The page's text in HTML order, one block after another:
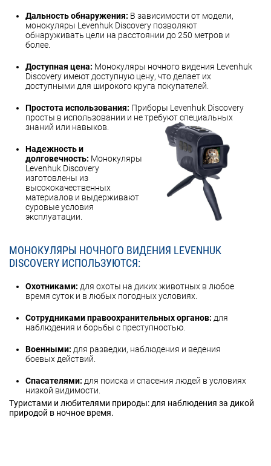
Дальность обнаружения: В зависимости от модели,
монокуляры Levenhuk Discovery позволяют
обнаруживать цели на расстоянии до 250 метров и
более.
Доступная цена: Монокуляры ночного видения Levenhuk
Discovery имеют доступную цену, что делает их
доступными для широкого круга покупателей.
Простота использования: Приборы Levenhuk Discovery
просты в использовании и не требуют специальных
знаний или навыков.
Надежность и
долговечность: Монокуляры
Levenhuk Discovery
изготовлены из
высококачественных
материалов и выдерживают
суровые условия
эксплуатации.
МОНОКУЛЯРЫ НОЧНОГО ВИДЕНИЯ LEVENHUK
DISCOVERY ИСПОЛЬЗУЮТСЯ:
Охотниками: для охоты на диких животных в любое
время суток и в любых погодных условиях.
Сотрудниками правоохранительных органов: для
наблюдения и борьбы с преступностью.
Военными: для разведки, наблюдения и ведения
боевых действий.
Спасателями: для поиска и спасения людей в условиях
низкой видимости.
Туристами и любителями природы: для наблюдения за дикой
природой в ночное время.